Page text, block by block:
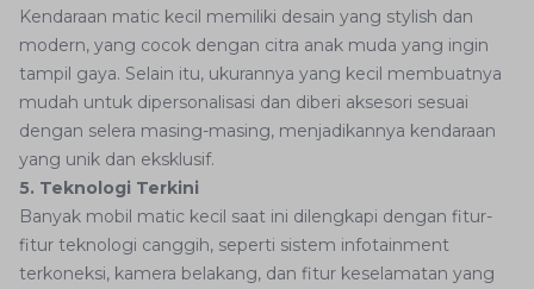
Kendaraan matic kecil memiliki desain yang stylish dan
modern, yang cocok dengan citra anak muda yang ingin
tampil gaya. Selain itu, ukurannya yang kecil membuatnya
mudah untuk dipersonalisasi dan diberi aksesori sesuai
dengan selera masing-masing, menjadikannya kendaraan
yang unik dan eksklusif.
5. Teknologi Terkini
Banyak mobil matic kecil saat ini dilengkapi dengan fitur-
fitur teknologi canggih, seperti sistem infotainment
terkoneksi, kamera belakang, dan fitur keselamatan yang